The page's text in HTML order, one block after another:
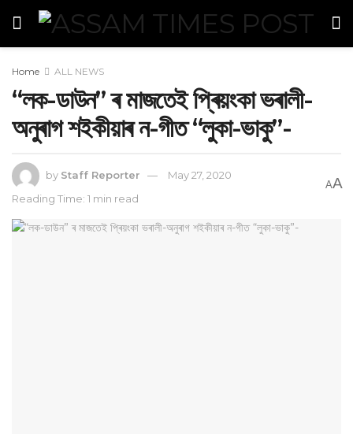
Home ALL NEWS
“লক-ডাউন” ৰ মাজতেই প্ৰিয়ংকা ভৰালী-
অনুৰাগ শইকীয়াৰ ন-গীত “লুকা-ভাকু”-
by Staff Reporter
May 27, 2020
Reading Time: 1 min read
AA